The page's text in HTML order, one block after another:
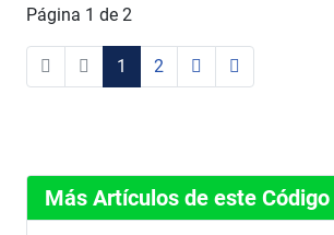
Página 1 de 2
1 2
Más Artículos de este Código